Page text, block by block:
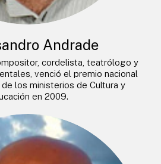
Andrade
cordelista, teatrólogo y
venció el premio nacional
los ministerios de Cultura y
en 2009.